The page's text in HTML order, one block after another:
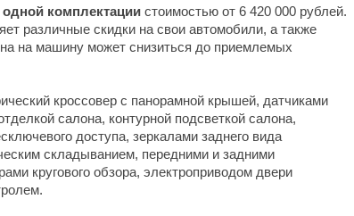
одной комплектации стоимостью от 6 420 000 рублей.
различные скидки на свои автомобили, а также
на машину может снизиться до приемлемых
кроссовер с панорамной крышей, датчиками
салона, контурной подсветкой салона,
доступа, зеркалами заднего вида
складыванием, передними и задними
кругового обзора, электроприводом двери